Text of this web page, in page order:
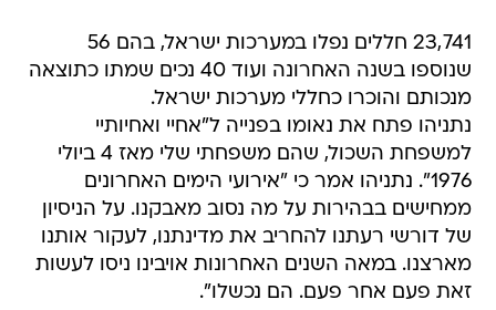
23,741 חללים נפלו במערכות ישראל, בהם 56
שנוספו בשנה האחרונה ועוד 40 נכים שמתו כתוצאה
מנכותם והוכרו כחללי מערכות ישראל.
נתניהו פתח את נאומו בפנייה ל"אחיי ואחיותיי
למשפחת השכול, שהם משפחתי שלי מאז 4 ביולי
1976". נתניהו אמר כי "אירועי הימים האחרונים
ממחישים בבהירות על מה נסוב מאבקנו. על הניסיון
של דורשי רעתנו להחריב את מדינתנו, לעקור אותנו
מארצנו. במאה השנים האחרונות אויבינו ניסו לעשות
זאת פעם אחר פעם. הם נכשלו".